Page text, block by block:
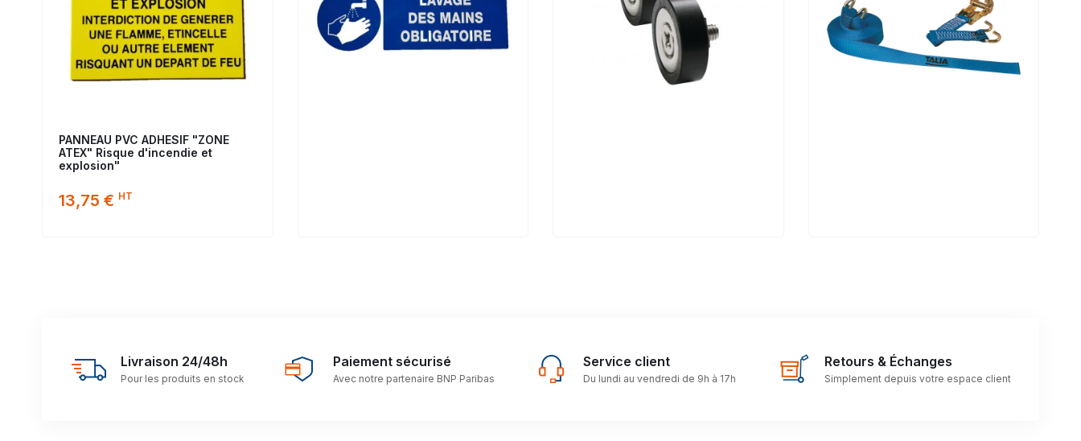
PANNEAU PVC ADHESIF "ZONE
ATEX" Risque d'incendie et
explosion"
13,75 € HT
Livraison 24/48h
Pour les produits en stock
Paiement sécurisé
Avec notre partenaire BNP Paribas
Service client
Du lundi au vendredi de 9h à 17h
Retours & Échanges
Simplement depuis votre espace client